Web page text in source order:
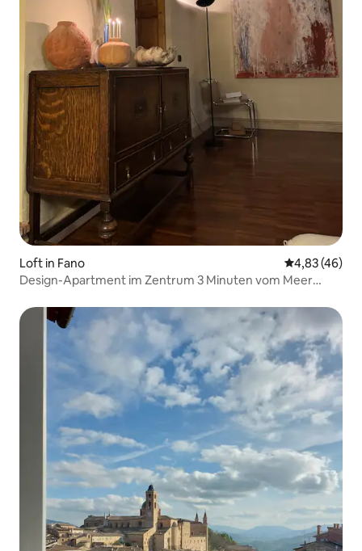
Loft in Fano
4,83 (46)
Design-Apartment im Zentrum 3 Minuten vom Meer